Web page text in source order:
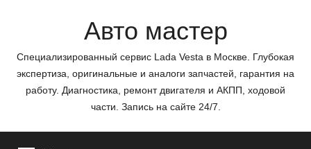
Авто мастер
Специализированный сервис Lada Vesta в Москве. Глубокая
экспертиза, оригинальные и аналоги запчастей, гарантия на
работу. Диагностика, ремонт двигателя и АКПП, ходовой
части. Запись на сайте 24/7.